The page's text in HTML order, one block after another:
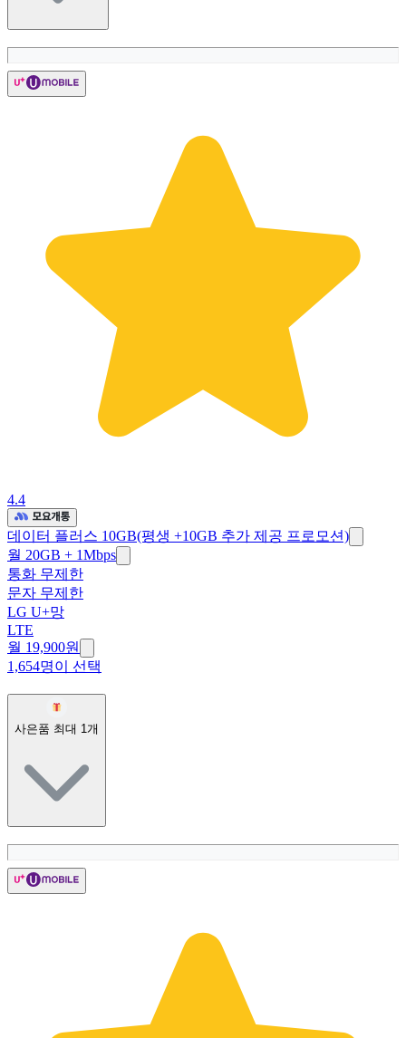
4.4
데이터 플러스 10GB(평생 +10GB 추가 제공 프로모션)
월 20GB + 1Mbps
통화 무제한
문자 무제한
LG U+망
LTE
월 19,900원
1,654명이 선택
사은품 최대 1 개